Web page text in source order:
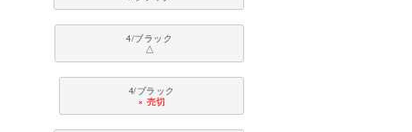
4/ブラック
△
4/ブラック
× 売切